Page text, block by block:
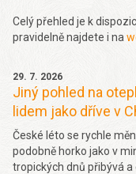
Celý přehled je k
pravidelně najdete i na
29. 7. 2026
Jiný pohled na
lidem jako dříve v
České léto se rychle
podobně horko jako v
tropických dnů přibývá